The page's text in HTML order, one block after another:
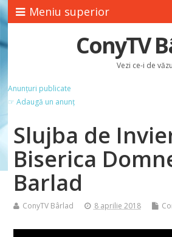
Meniu superior
ConyTV
Vezi ce-i de
Anunțuri publicate
☞ Adaugă un anunț
Slujba de
Biserica
Barlad
ConyTV Bârlad 8 aprilie 2018